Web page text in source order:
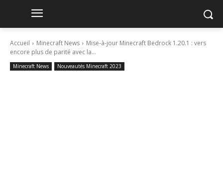
Accueil Minecraft News
Mise-à-jour Minecraft Bedrock 1.20.1 : vers
encore plus de parité avec la...
Minecraft News Nouveautés Minecraft 2023